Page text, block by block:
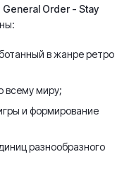
General Order - Stay
в жанре ретро
всему миру;
и формирование
разнообразного